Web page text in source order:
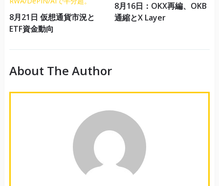
8月21日 仮想通貨市況と
ETF資金動向
8月16日：OKX再編、OKB
通縮とX Layer
About The Author